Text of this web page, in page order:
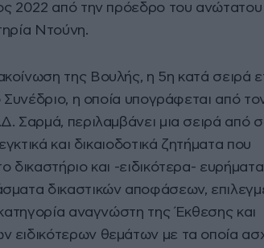
2022 από την πρόεδρο του ανώτατου
Ντούνη.
της Βουλής, η 5η κατά σειρά
Συνέδριο, η οποία υπογράφεται από
Σαρμά, περιλαμβάνει μια σειρά από
και δικαιοδοτικά ζητήματα που
δικαστήριο και -ειδικότερα- ευρήματα
δικαστικών αποφάσεων,
αναγνώστη της Έκθεσης και
ειδικότερων θεμάτων με τα οποία